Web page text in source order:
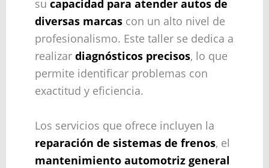
su capacidad para atender autos de
diversas marcascon un alto nivel de
profesionalismo. Este taller se dedica a
realizar diagnósticos precisos, lo que
permite identificar problemas con
exactitud y eficiencia.
Los servicios que ofrece incluyen la
reparación de sistemas de frenos, el
mantenimiento automotriz general